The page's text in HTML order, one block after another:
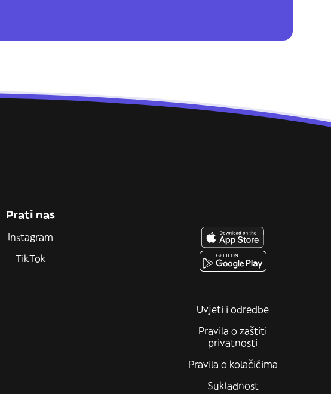
Prati nas
Instagram
TikTok
Uvjeti i odredbe
Pravila o zaštiti
privatnosti
Pravila o kolačićima
Sukladnost